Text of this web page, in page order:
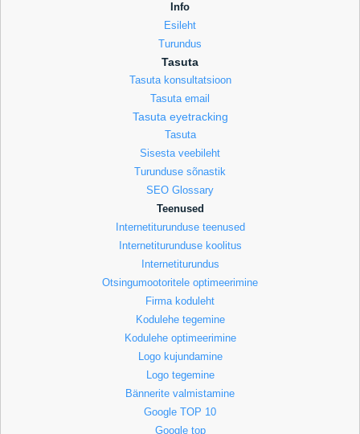
Info
Esileht
Turundus
Tasuta
Tasuta konsultatsioon
Tasuta email
Tasuta eyetracking
Tasuta
Sisesta veebileht
Turunduse sõnastik
SEO Glossary
Teenused
Internetiturunduse teenused
Internetiturunduse koolitus
Internetiturundus
Otsingumootoritele optimeerimine
Firma koduleht
Kodulehe tegemine
Kodulehe optimeerimine
Logo kujundamine
Logo tegemine
Bännerite valmistamine
Google TOP 10
Google top